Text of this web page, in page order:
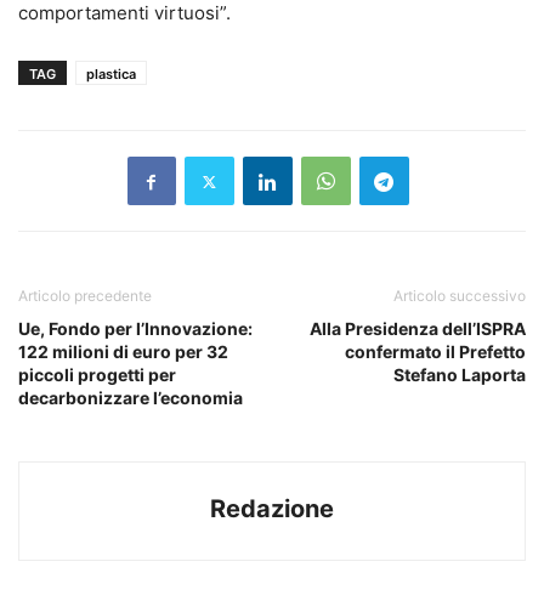
comportamenti virtuosi”.
TAG plastica
Articolo precedente
Ue, Fondo per l’Innovazione:
122 milioni di euro per 32
piccoli progetti per
decarbonizzare l’economia
Articolo successivo
Alla Presidenza dell’ISPRA
confermato il Prefetto
Stefano Laporta
Redazione